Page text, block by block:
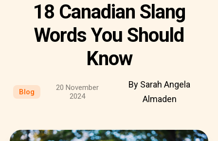
18 Canadian Slang
Words You Should
Know
Blog
20 November
2024
By Sarah Angela
Almaden